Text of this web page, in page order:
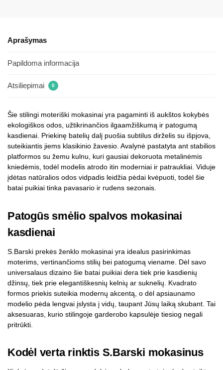
Aprašymas
Papildoma informacija
Atsiliepimai 0
Šie stilingi moteriški mokasinai yra pagaminti iš aukštos kokybės
ekologiškos odos, užtikrinančios ilgaamžiškumą ir patogumą
kasdienai. Priekinę batelių dalį puošia subtilus dirželis su išpjova,
suteikiantis jiems klasikinio žavesio. Avalynė pastatyta ant stabilios
platformos su žemu kulnu, kuri gausiai dekoruota metalinėmis
kniedėmis, todėl modelis atrodo itin moderniai ir patraukliai. Viduje
įdėtas natūralios odos vidpadis leidžia pėdai kvėpuoti, todėl šie
batai puikiai tinka pavasario ir rudens sezonais.
Patogūs smėlio spalvos mokasinai
kasdienai
S.Barski prekės ženklo mokasinai yra idealus pasirinkimas
moterims, vertinančioms stilių bei patogumą viename. Dėl savo
universalaus dizaino šie batai puikiai dera tiek prie kasdienių
džinsų, tiek prie elegantiškesnių kelnių ar suknelių. Kvadrato
formos priekis suteikia modernų akcentą, o dėl apsiaunamo
modelio pėda lengvai įslysta į vidų, taupant Jūsų laiką skubant. Tai
aksesuaras, kurio stilingoje garderobo kapsulėje tiesiog negali
pritrūkti.
Kodėl verta rinktis S.Barski mokasinus